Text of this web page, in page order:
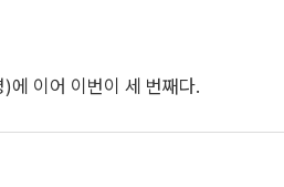
이어 이번이 세 번째다.